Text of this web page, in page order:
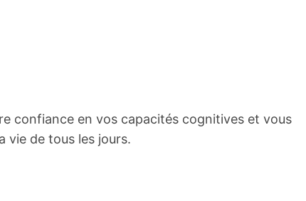
confiance en vos capacités cognitives et vous
vie de tous les jours.